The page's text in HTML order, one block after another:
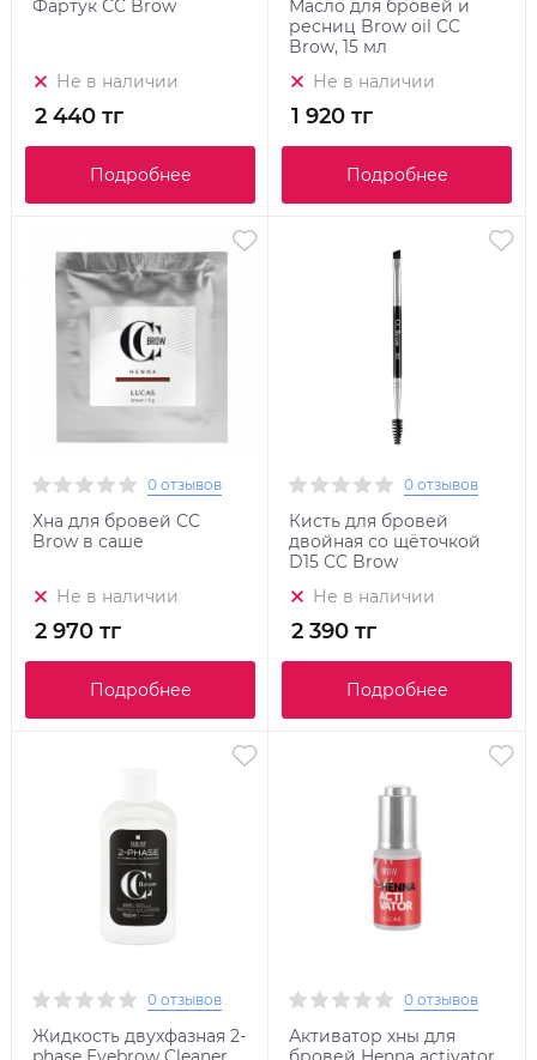
Фартук CC Brow
Не в наличии
2 440 тг
Подробнее
Масло для бровей и
ресниц Brow oil CC
Brow, 15 мл
Не в наличии
1 920 тг
Подробнее
0 отзывов
Хна для бровей CC
Brow в саше
Не в наличии
2 970 тг
Подробнее
0 отзывов
Кисть для бровей
двойная со щёточкой
D15 CC Brow
Не в наличии
2 390 тг
Подробнее
0 отзывов
Жидкость двухфазная 2-
0 отзывов
Активатор хны для